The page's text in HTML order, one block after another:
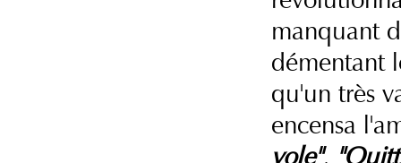
manquant
démentant
qu'un très
encensa
vole",